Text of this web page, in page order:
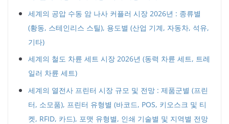
세계의 공압 수동 암 나사 커플러 시장 2026년 : 종류별
(황동, 스테인리스 스틸), 용도별 (산업 기계, 자동차, 석유,
기타)
세계의 철도 차륜 세트 시장 2026년 (동력 차륜 세트, 트레
일러 차륜 세트)
세계의 열전사 프린터 시장 규모 및 전망 : 제품군별 (프린
터, 소모품), 프린터 유형별 (바코드, POS, 키오스크 및 티
켓, RFID, 카드), 포맷 유형별, 인쇄 기술별 및 지역별 전망